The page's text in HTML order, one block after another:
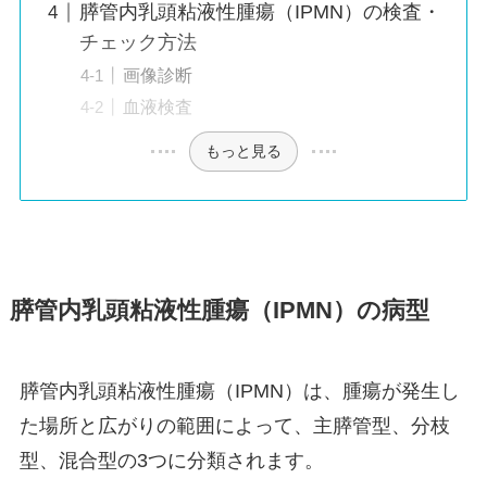
膵管内乳頭粘液性腫瘍（IPMN）の検査・
チェック方法
画像診断
血液検査
もっと見る
膵管内乳頭粘液性腫瘍（IPMN）の病型
膵管内乳頭粘液性腫瘍（IPMN）は、腫瘍が発生し
た場所と広がりの範囲によって、主膵管型、分枝
型、混合型の3つに分類されます。